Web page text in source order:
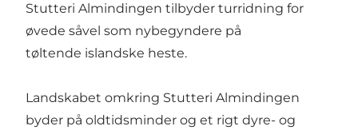
Stutteri Almindingen tilbyder turridning for
øvede såvel som nybegyndere på
tøltende islandske heste.
Landskabet omkring Stutteri Almindingen
byder på oldtidsminder og et rigt dyre- og